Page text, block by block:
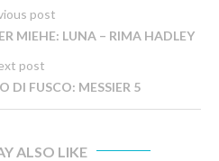
post
MIEHE: LUNA – RIMA HADLEY
post
DI FUSCO: MESSIER 5
ALSO LIKE